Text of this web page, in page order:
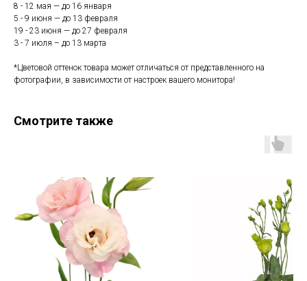
8 - 12 мая — до 16 января
5 - 9 июня — до 13 февраля
19 - 23 июня — до 27 февраля
3 - 7 июля – до 13 марта
*Цветовой оттенок товара может отличаться от представленного на
фотографии, в зависимости от настроек вашего монитора!
Смотрите также